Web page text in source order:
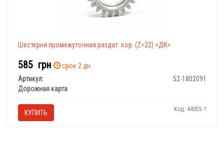
Шестерня промежуточная раздат. кор. (Z=22) <ДК>
585 грн
срок 2 дн.
Артикул:
52-1802091
Дорожная карта
КУПИТЬ Код: 44055-1